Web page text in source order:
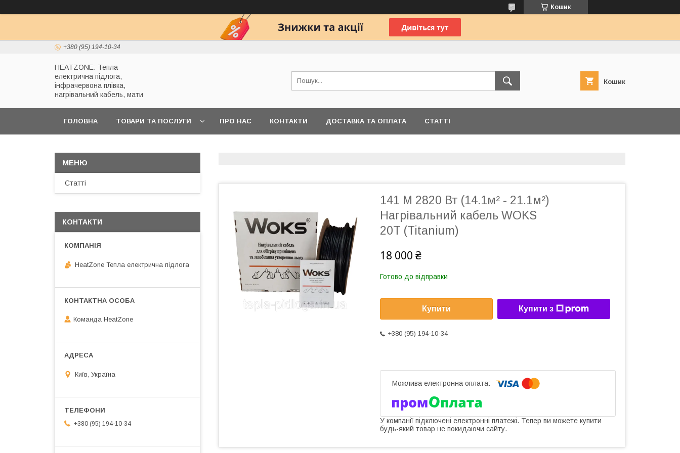
Кошик
+380 (95) 194-10-34
HEATZONE: Тепла
електрична підлога,
інфрачервона плівка,
нагрівальний кабель, мати
Кошик
ГОЛОВНА ТОВАРИ ТА ПОСЛУГИ ПРО НАС КОНТАКТИ ДОСТАВКА ТА ОПЛАТА СТАТТІ
141 М 2820 Вт (14.1м² - 21.1м²)
Нагрівальний кабель WOKS
20T (Titanium)
18 000 ₴
Готово до відправки
Купити Купити з
+380 (95) 194-10-34
У компанії підключені електронні платежі. Тепер ви можете купити
будь-який товар не покидаючи сайту.
Статті
КОНТАКТИ
HeatZone Тепла електрична підлога
Команда HeatZone
Київ, Україна
+380 (95) 194-10-34